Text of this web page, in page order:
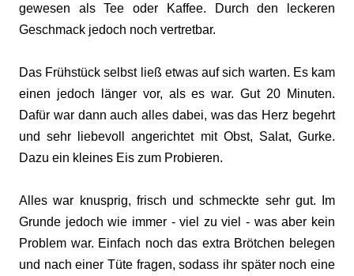
gewesen als Tee oder Kaffee. Durch den leckeren
Geschmack jedoch noch vertretbar.
Das Frühstück selbst ließ etwas auf sich warten. Es kam
einen jedoch länger vor, als es war. Gut 20 Minuten.
Dafür war dann auch alles dabei, was das Herz begehrt
und sehr liebevoll angerichtet mit Obst, Salat, Gurke.
Dazu ein kleines Eis zum Probieren.
Alles war knusprig, frisch und schmeckte sehr gut. Im
Grunde jedoch wie immer - viel zu viel - was aber kein
Problem war. Einfach noch das extra Brötchen belegen
und nach einer Tüte fragen, sodass ihr später noch eine